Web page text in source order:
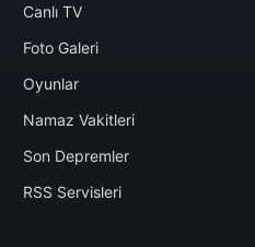
Canlı TV
Foto Galeri
Oyunlar
Namaz Vakitleri
Son Depremler
RSS Servisleri